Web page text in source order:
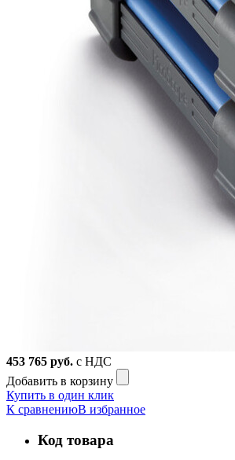
453 765 руб. с НДС
Добавить в корзину
Купить в один клик
К сравнениюВ избранное
Код товара